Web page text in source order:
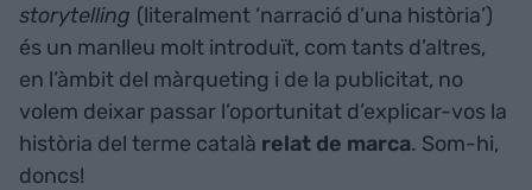
storytelling (literalment ‘narració d’una història’)
és un manlleu molt introduït, com tants d’altres,
en l’àmbit del màrqueting i de la publicitat, no
volem deixar passar l’oportunitat d’explicar-vos la
història del terme català relat de marca. Som-hi,
doncs!